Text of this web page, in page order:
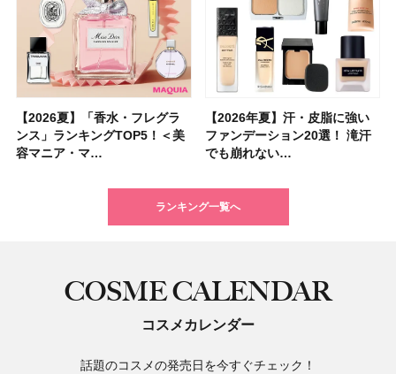
【2026夏】「香水・フレグラ
ンス」ランキングTOP5！＜美
容マニア・マ…
【2026年夏】汗・皮脂に強い
ファンデーション20選！ 滝汗
でも崩れない…
【クリスマスコフレ2026】ク
リニークのホリデーコフレを一
挙紹介！ 人気…
【コスメデコルテ】ブランド最
高峰ラインから新作エイジング
ケアクリーム「A…
【2026年夏】汗・皮脂に強い
ファンデーション20選！ 滝汗
でも崩れない…
【崩れないフェイスパウダーの
塗り方】ブラシ？パフ？ 肌質
別メイクHOW …
【2026夏】「リップケア」ラ
ンキングTOP5！＜美容マニア
集団・マキア…
【クリスマスコフレ2026】
BAUM（バウム）が誘う静寂の
香りの世界へ。…
【2026夏】「インナーケア・
サプリ」ランキングTOP5！＜
美容マニア集…
【おすすめダイエットサプリ８
選】食べすぎた日をサポート！
選び方＆糖質・脂…
【最新】髪のうねり・広がり・
くせ毛におすすめのシャンプー
17選
【2026年】最新トレンド「ボ
ブ」13種類を徹底解説！ 定番
＆人気の髪型…
【フォロー＆いいねで当たる】
中国割烹旅館 掬水亭の宿泊券
を1組2名様にプ…
【無印良品】スキンケア×衣料
素材の最強タッグで実現！ 着
るだけで保湿でき…
【全色レビュー】ケイト メロ
ウブラウンアイズ限定色追加！
イエベ・ブルベ別…
【スック2026新作】秋コレク
ションを全品スウォッチ&イエ
ベブルベ分け！
ランキング一覧へ
COSME CALENDAR
コスメカレンダー
話題のコスメの発売日を今すぐチェック！